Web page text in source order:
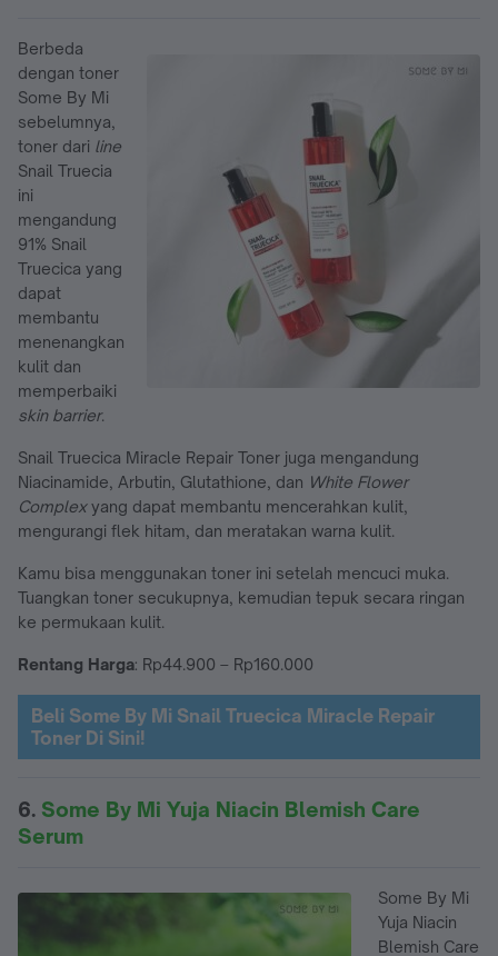
Berbeda
dengan toner
Some By Mi
sebelumnya,
toner dari line
Snail Truecia
ini
mengandung
91% Snail
Truecica yang
dapat
membantu
menenangkan
kulit dan
memperbaiki
skin barrier.
Snail Truecica Miracle Repair Toner juga mengandung
Niacinamide, Arbutin, Glutathione, dan White Flower
Complexyang dapat membantu mencerahkan kulit,
mengurangi flek hitam, dan meratakan warna kulit.
Kamu bisa menggunakan toner ini setelah mencuci muka.
Tuangkan toner secukupnya, kemudian tepuk secara ringan
ke permukaan kulit.
Rentang Harga: Rp44.900 – Rp160.000
Beli Some By Mi Snail Truecica Miracle Repair
Toner Di Sini!
6. Some By Mi Yuja Niacin Blemish Care
Serum
Some By Mi
Yuja Niacin
Blemish Care